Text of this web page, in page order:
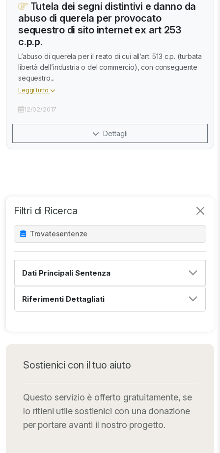
Filtri di Ricerca
Trovatesentenze
Dati Principali Sentenza
Riferimenti Dettagliati
Sostienici con il tuo aiuto
Questo servizio è offerto gratuitamente, se
lo ritieni utile sostienici con una donazione
per portare avanti il nostro progetto.
Tutela dei segni distintivi e danno da
abuso di querela per provocato
sequestro di sito internet ex art 253
c.p.p.
L’abuso di querela per il reato di cui all’art. 513 c.p. (turbata
libertà dell’industria o del commercio), con conseguente
sequestro...
Leggi tutto
12/02/2017
Dettagli